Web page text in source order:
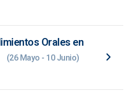
Orales en
(26 Mayo - 10 Junio)